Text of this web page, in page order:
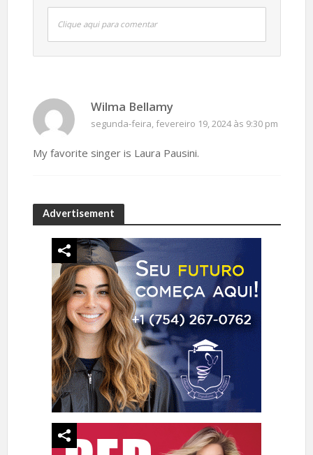
Clique aqui para comentar
Wilma Bellamy
segunda-feira, fevereiro 19, 2024 às 9:30 pm
My favorite singer is Laura Pausini.
Advertisement